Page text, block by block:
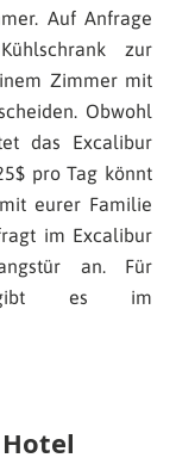
Auf Anfrage
zur
Zimmer mit
Obwohl
das Excalibur
pro Tag könnt
eurer Familie
im Excalibur
an. Für
gibt es im